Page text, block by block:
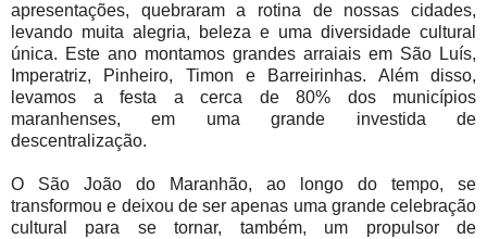
apresentações, quebraram a rotina de nossas cidades,
levando muita alegria, beleza e uma diversidade cultural
única. Este ano montamos grandes arraiais em São Luís,
Imperatriz, Pinheiro, Timon e Barreirinhas. Além disso,
levamos a festa a cerca de 80% dos municípios
maranhenses, em uma grande investida de
descentralização.
O São João do Maranhão, ao longo do tempo, se
transformou e deixou de ser apenas uma grande celebração
cultural para se tornar, também, um propulsor de